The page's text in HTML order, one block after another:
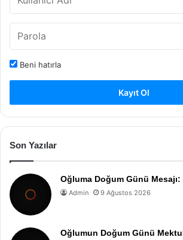
Beni hatırla
Kayıt Ol
Son Yazılar
Oğluma Doğum Günü
Admin 9 Ağustos 2026
Oğlumun Doğum Günü